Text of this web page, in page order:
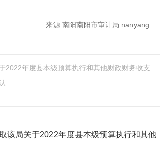
来源:南阳南阳市审计局 nanyang
2022年度县本级预算执行和其他财政财务收支
该局关于2022年度县本级预算执行和其他